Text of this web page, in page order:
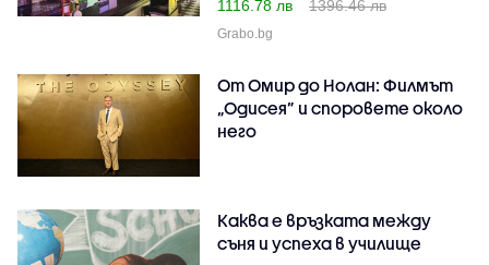
1116.78 лв 1396.46 лв
Grabo.bg
От Омир до Нолан: Филмът
„Одисея” и споровете около
него
Каква е връзката между
съня и успеха в училище